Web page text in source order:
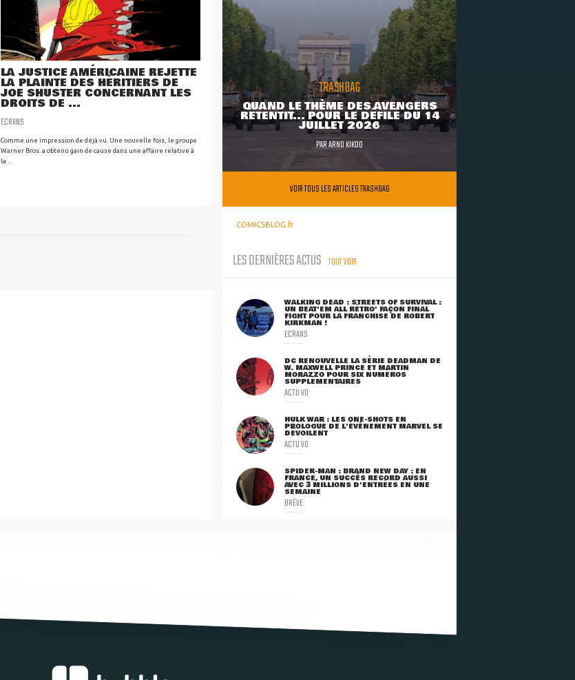
LA JUSTICE AMÉRICAINE REJETTE
LA PLAINTE DES HÉRITIERS DE
JOE SHUSTER CONCERNANT LES
DROITS DE ...
ECRANS
Comme une impression de déjà vu. Une nouvelle fois, le groupe
Warner Bros. a obtenu gain de cause dans une affaire relative à
la ...
TRASHBAG
QUAND LE THÈME DES AVENGERS
RETENTIT... POUR LE DÉFILÉ DU 14
JUILLET 2026
PARARNO KIKOO
VOIR TOUS LES ARTICLES TRASHBAG
COMICSBLOG.fr
LES DERNIÈRES ACTUS TOUT VOIR
WALKING DEAD : STREETS OF SURVIVAL :
UN BEAT'EM ALL RÉTRO' FAÇON FINAL
FIGHT POUR LA FRANCHISE DE ROBERT
KIRKMAN !
ECRANS
DC RENOUVELLE LA SÉRIE DEADMAN DE
W. MAXWELL PRINCE ET MARTIN
MORAZZO POUR SIX NUMÉROS
SUPPLÉMENTAIRES
ACTU VO
HULK WAR : LES ONE-SHOTS EN
PROLOGUE DE L'ÉVÈNEMENT MARVEL SE
DÉVOILENT
ACTU VO
SPIDER-MAN : BRAND NEW DAY : EN
FRANCE, UN SUCCÈS RECORD AUSSI
AVEC 3 MILLIONS D'ENTRÉES EN UNE
SEMAINE
BRÈVE